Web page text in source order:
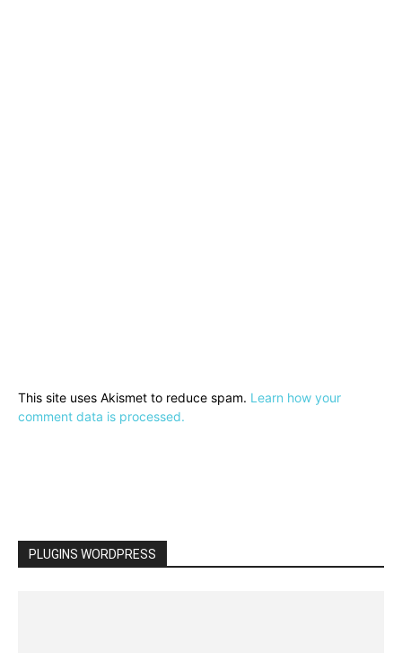
This site uses Akismet to reduce spam. Learn how your
comment data is processed.
PLUGINS WORDPRESS